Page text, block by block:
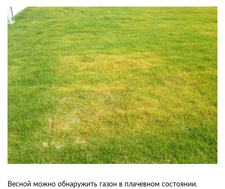
Весной можно обнаружить газон в плачевном состоянии.